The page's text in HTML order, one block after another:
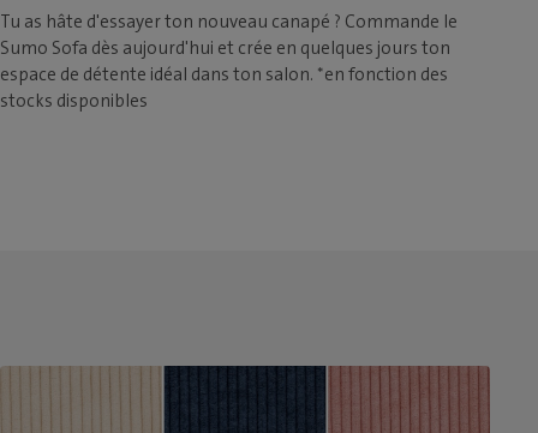
Tu as hâte d'essayer ton nouveau canapé ? Commande le
Sumo Sofa dès aujourd'hui et crée en quelques jours ton
espace de détente idéal dans ton salon. *en fonction des
stocks disponibles